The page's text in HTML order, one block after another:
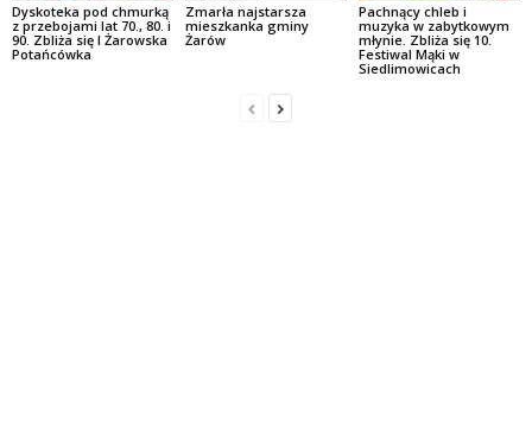
Dyskoteka pod chmurką
z przebojami lat 70., 80. i
90. Zbliża się I Żarowska
Potańcówka
Zmarła najstarsza
mieszkanka gminy
Żarów
Pachnący chleb i
muzyka w zabytkowym
młynie. Zbliża się 10.
Festiwal Mąki w
Siedlimowicach